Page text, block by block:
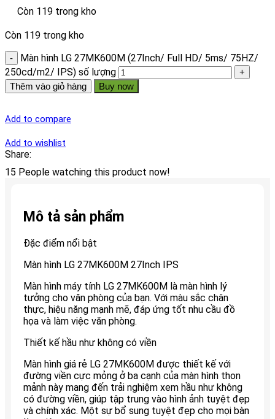
Còn 119 trong kho
Còn 119 trong kho
Màn hình LG 27MK600M (27Inch/ Full HD/ 5ms/ 75HZ/
250cd/m2/ IPS) số lượng
Thêm vào giỏ hàng Buy now
Add to compare
Add to wishlist
Share:
15 People watching this product now!
Mô tả sản phẩm
Đặc điểm nổi bật
Màn hình LG 27MK600M 27Inch IPS
Màn hình máy tính LG 27MK600M là màn hình lý
tưởng cho văn phòng của bạn. Với màu sắc chân
thực, hiệu năng mạnh mẽ, đáp ứng tốt nhu cầu đồ
họa và làm việc văn phòng.
Thiết kế hầu như không có viền
Màn hình giá rẻ LG 27MK600M được thiết kế với
đường viền cực mỏng ở ba cạnh của màn hình thon
mảnh này mang đến trải nghiệm xem hầu như không
có đường viền, giúp tập trung vào hình ảnh tuyệt đẹp
và chính xác. Một sự bổ sung tuyệt đẹp cho mọi bàn